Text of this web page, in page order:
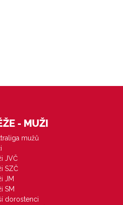
- MUŽI
mužů
JVČ
SZČ
JM
SM
dorostenci